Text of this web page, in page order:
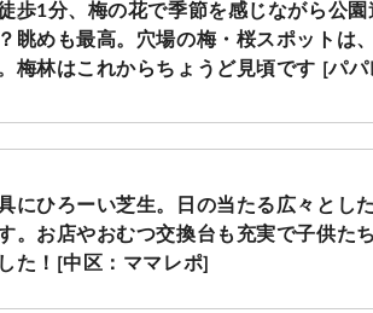
歩1分、梅の花で季節を感じながら公園
眺めも最高。穴場の梅・桜スポットは
梅林はこれからちょうど見頃です [パパ
にひろーい芝生。日の当たる広々とした
。お店やおむつ交換台も充実で子供た
た！[中区：ママレポ]